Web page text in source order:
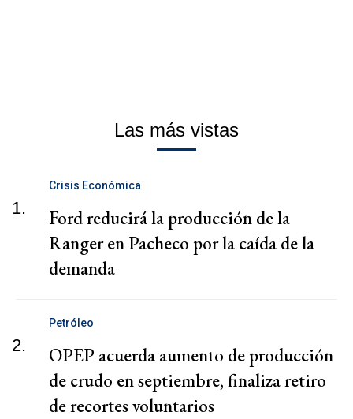
Las más vistas
1.
Crisis Económica
Ford reducirá la producción de la
Ranger en Pacheco por la caída de la
demanda
2.
Petróleo
OPEP acuerda aumento de producción
de crudo en septiembre, finaliza retiro
de recortes voluntarios